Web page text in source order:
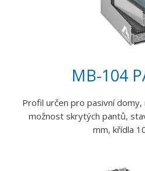
MB-104
Profil určen pro pasivní
možnost skrytých pantů,
mm, křídla